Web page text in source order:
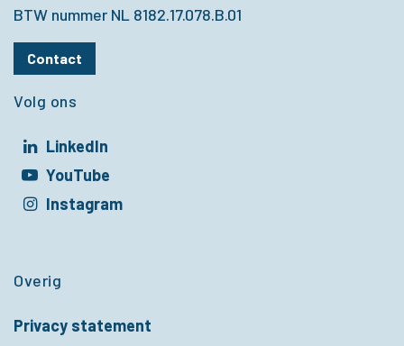
BTW nummer NL 8182.17.078.B.01
Contact
Volg ons
LinkedIn
in een nieuw venster
YouTube
in een nieuw venster
Instagram
Overig
Privacy statement